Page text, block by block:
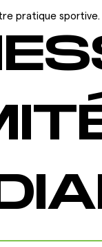
pratique sportive.